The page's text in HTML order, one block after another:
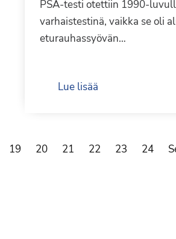
PSA-testi otettiin 1990-
varhaistestinä, vaikka se oli
eturauhassyövän…
Lue lisää
19 20 21 22 23 24